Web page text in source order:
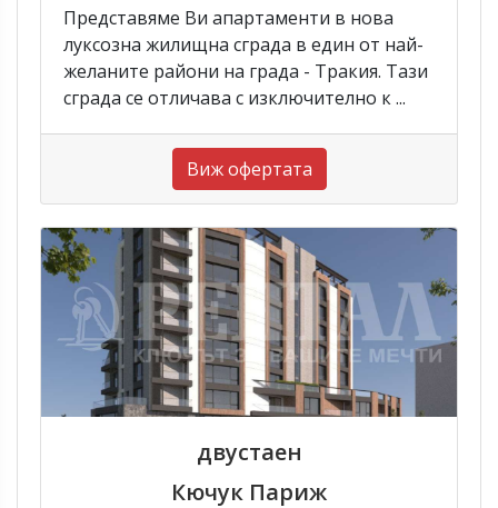
Представяме Ви апартаменти в нова
луксозна жилищна сграда в един от най-
желаните райони на града - Тракия. Тази
сграда се отличава с изключително к ...
Виж офертата
двустаен
Кючук Париж